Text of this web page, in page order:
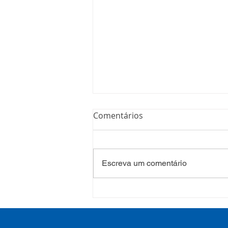
formação sobre saúde
Comentários
Escreva um comentário